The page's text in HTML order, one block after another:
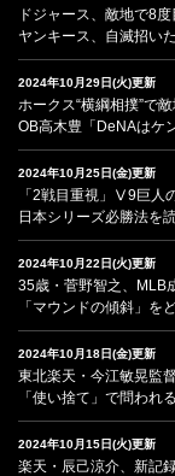
ドジャース、敵地で8
ヤンキース、自滅招い
2024年10月29日(火)更新
ホークス“横綱相撲”で
OB高木豊「DeNAはケ
2024年10月25日(金)更新
「2戦目重視」Ⅴ9巨人
日本シリーズ必勝法を
2024年10月22日(火)更新
35歳・菅野智之、MLB
「マウンドの傾斜」を
2024年10月18日(金)更新
東北楽天・今江敏晃監
「使い捨て」で問われ
2024年10月15日(火)更新
楽天・辰己涼介、新記